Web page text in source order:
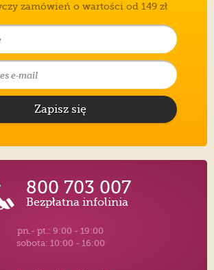
zamówień o wartości od 149 zł
Zapisz się
800 703 007
Bezpłatna infolinia
pn.- pt.: 9:00 - 19:00
sobota: 10:00 - 16:00